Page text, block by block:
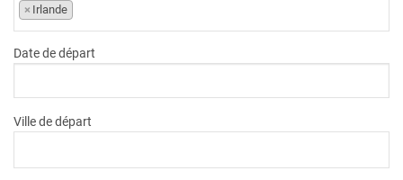
× Irlande
Date de départ
Ville de départ